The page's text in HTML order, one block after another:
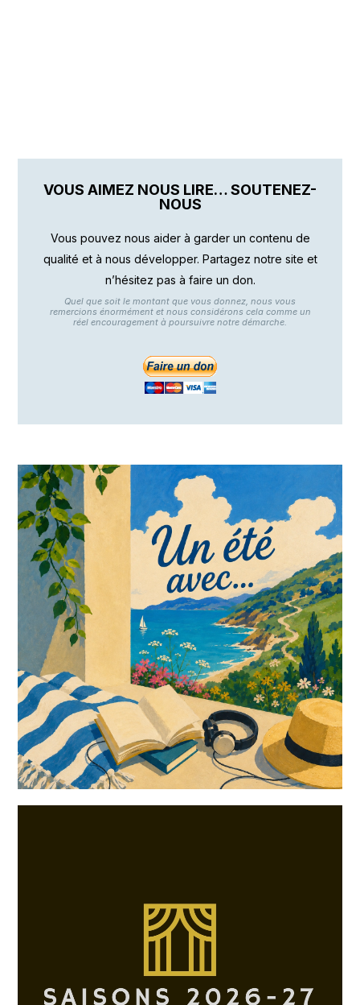
VOUS AIMEZ NOUS LIRE… SOUTENEZ-
NOUS
Vous pouvez nous aider à garder un contenu de
qualité et à nous développer. Partagez notre site et
n’hésitez pas à faire un don.
Quel que soit le montant que vous donnez, nous vous
remercions énormément et nous considérons cela comme un
réel encouragement à poursuivre notre démarche.